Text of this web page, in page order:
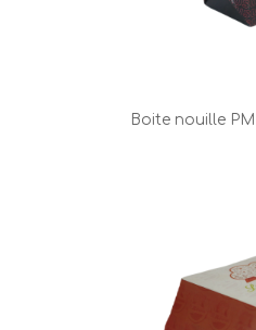
Boite nouille PM